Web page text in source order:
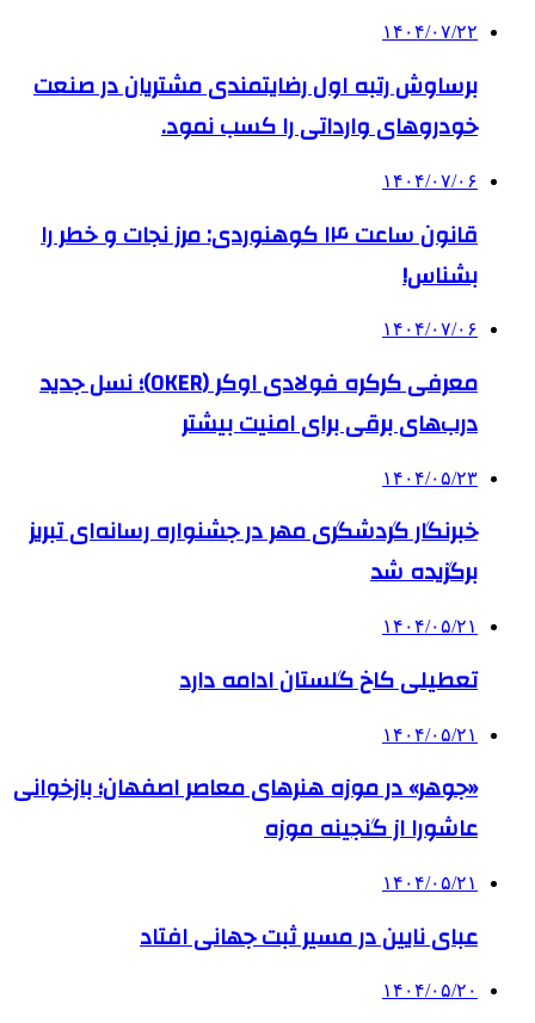
۱۴۰۴/۰۷/۲۲
برساوش رتبه اول رضایتمندی مشتریان در صنعت
خودروهای وارداتی را کسب نمود.
۱۴۰۴/۰۷/۰۶
قانون ساعت ۱۴ کوهنوردی: مرز نجات و خطر را
بشناس!
۱۴۰۴/۰۷/۰۶
معرفی کرکره فولادی اوکر (OKER)؛ نسل جدید
درب‌های برقی برای امنیت بیشتر
۱۴۰۴/۰۵/۲۳
خبرنگار گردشگری مهر در جشنواره رسانه‌ای تبریز
برگزیده شد
۱۴۰۴/۰۵/۲۱
تعطیلی کاخ گلستان ادامه دارد
۱۴۰۴/۰۵/۲۱
«جوهر» در موزه هنرهای معاصر اصفهان؛ بازخوانی
عاشورا از گنجینه موزه
۱۴۰۴/۰۵/۲۱
عبای نایین در مسیر ثبت جهانی افتاد
۱۴۰۴/۰۵/۲۰